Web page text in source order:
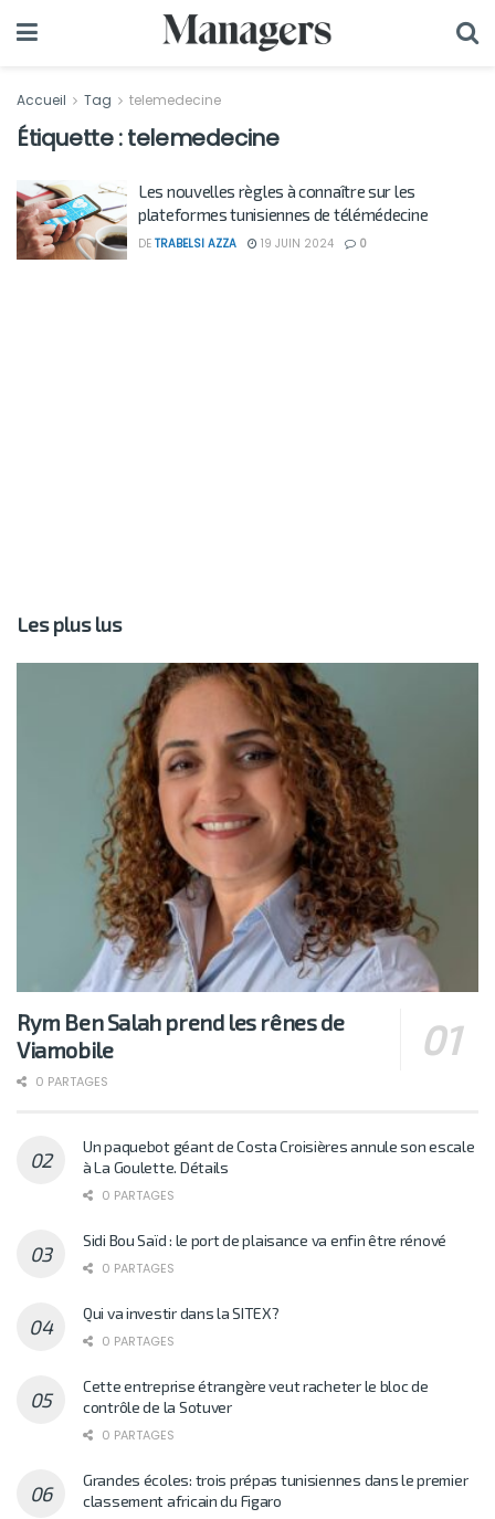
Accueil Tag telemedecine
Étiquette :telemedecine
Les nouvelles règles à connaître sur les
plateformes tunisiennes de télémédecine
DE TRABELSI AZZA 19 JUIN 2024 0
Les plus lus
Rym Ben Salah prend les rênes de
Viamobile
0 PARTAGES
Un paquebot géant de Costa Croisières annule son escale
à La Goulette. Détails
0 PARTAGES
Sidi Bou Saïd : le port de plaisance va enfin être rénové
0 PARTAGES
Qui va investir dans la SITEX?
0 PARTAGES
Cette entreprise étrangère veut racheter le bloc de
contrôle de la Sotuver
0 PARTAGES
Grandes écoles: trois prépas tunisiennes dans le premier
classement africain du Figaro